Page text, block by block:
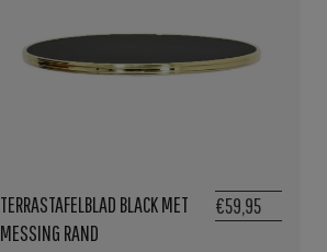
TERRASTAFELBLAD BLACK MET
MESSING RAND
€59,95